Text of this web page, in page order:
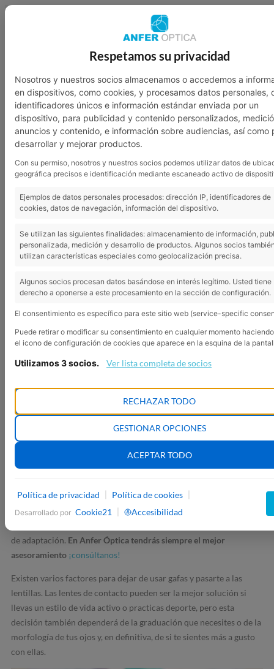
949 23 07 46
601 136 762
¿QUÉ TIPO DE LENTILLAS
NECESITAS?
diferentes tipos de lentillas que existenpara saber cuáles son las
más adecuadas para ti, aunque siempre con la supervisión de un
de adaptación. En Anfer Óptica tendrás siempre el mejor
asesoramiento ¡consúltanos!
Existen varios factores para dejar de usar gafas y pasarte a las
lentillas. Las lentes de contacto pueden ser la mejor solución si
llevas un estilo de vida activo o practicas deporte, pero esta
decisión también dependerá de la graduación que necesites o de la
morfología de tus ojos y, en definitiva, de si te sientes más a gusto
con ellas.
Respetamos su privacidad
Nosotros y nuestros socios almacenamos o accedemos a
en dispositivos, como cookies, y procesamos datos personales,
identificadores únicos e información estándar enviada por un
dispositivo, para publicidad y contenido personalizados,
anuncios y contenido, e información sobre audiencias, así como
desarrollar y mejorar productos.
Con su permiso, nosotros y nuestros socios podemos utilizar datos de
geográfica precisos e identificación mediante escaneado activo de
Ejemplos de datos personales procesados: dirección IP, identificadores de
cookies, datos de navegación, información del dispositivo.
Se utilizan las siguientes finalidades: almacenamiento de información,
personalizada, medición y desarrollo de productos. Algunos socios
utilizan características especiales como geolocalización precisa.
Algunos socios procesan datos basándose en interés legítimo. Usted tiene
derecho a oponerse a este procesamiento en la sección de configuración.
El consentimiento es específico para este sitio web (service-specific
Puede retirar o modificar su consentimiento en cualquier momento
el icono de configuración de cookies que aparece en la esquina de la
Utilizamos 3 socios. Ver lista completa de socios
RECHAZAR TODO
GESTIONAR OPCIONES
ACEPTAR TODO
Política de privacidad Política de cookies
Desarrollado por Cookie21 Accesibilidad